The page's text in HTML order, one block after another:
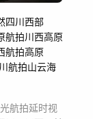
四川西部
航拍川西高原
航拍高原
航拍山云海
航拍延时视